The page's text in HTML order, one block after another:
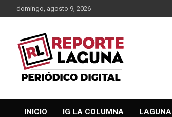
al
domingo, agosto 9, 2026
Reporte Laguna
INICIO IG LA COLUMNA LAGUNA